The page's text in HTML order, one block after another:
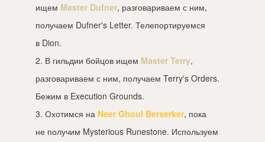
ищем Master Dufner, разговариваем с ним,
получаем Dufner's Letter. Телепортируемся
в Dion.
2. В гильдии бойцов ищем Master Terry,
разговариваем с ним, получаем Terry's Orders.
Бежим в Execution Grounds.
3. Охотимся на Neer Ghoul Berserker, пока
не получим Mysterious Runestone. Используем